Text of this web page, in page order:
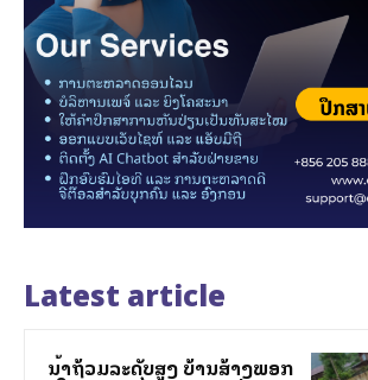
Latest article
ນ້ຳຖ້ວມລະດັບສູງ ບ້ານສ້າງພອກ